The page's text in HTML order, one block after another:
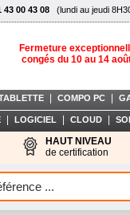
43 00 43 08 (lundi au jeudi
Fermeture
congés du 10 au 14
COMPO PC
LOGICIEL CLOUD
HAUT NIVEAU
de certification